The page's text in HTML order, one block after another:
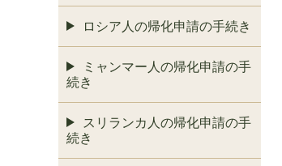
ロシア人の帰化申請の手続き
ミャンマー人の帰化申請の手
続き
スリランカ人の帰化申請の手
続き